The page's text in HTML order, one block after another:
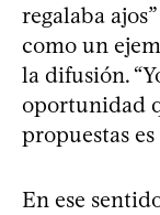
regalaba
como un
la difusión.
oportunidad
propuestas es
En ese